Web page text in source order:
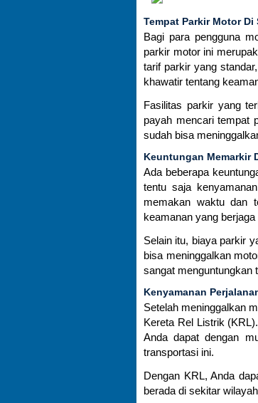
Tempat Parkir Motor
Bagi para pengguna
parkir motor ini
tarif parkir yang
khawatir tentang
Fasilitas parkir yang
payah mencari tempat
sudah bisa
Keuntungan Memarkir
Ada beberapa
tentu saja
memakan waktu dan
keamanan yang
Selain itu, biaya parkir
bisa meninggalkan
sangat menguntungkan
Kenyamanan
Setelah meninggalkan
Kereta Rel Listrik
Anda dapat dengan
transportasi ini.
Dengan KRL, Anda
berada di sekitar